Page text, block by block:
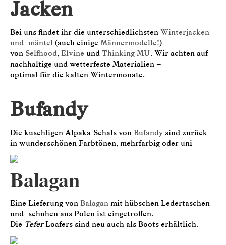
Jacken
Bei uns findet ihr die unterschiedlichsten Winterjacken
und -mäntel (auch einige Männermodelle!)
von Selfhood, Elvine und Thinking MU . Wir achten auf
nachhaltige und wetterfeste Materialien –
optimal für die kalten Wintermonate.
Bufandy
Die kuschligen Alpaka-Schals von Bufandy sind zurück
in wunderschönen Farbtönen, mehrfarbig oder uni
Balagan
Eine Lieferung von Balagan mit hübschen Ledertaschen
und -schuhen aus Polen ist eingetroffen.
Die TeferLoafers sind neu auch als Boots erhältlich.